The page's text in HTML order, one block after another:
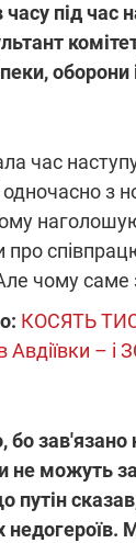
під час
оборони
час
одночасно з
співпрацю
чому саме
КОСЯТЬ
Авдіївки –
бо зав'язано
не можуть
путін
недогероїв.